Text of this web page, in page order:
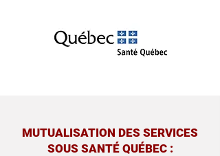
MUTUALISATION DES SERVICES
SOUS SANTÉ QUÉBEC :